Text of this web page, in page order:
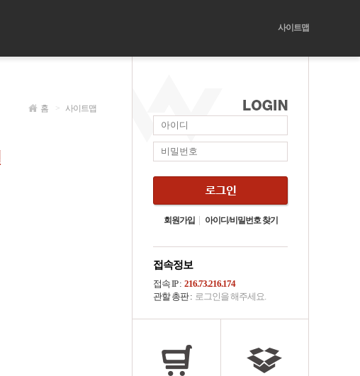
사이트맵
홈 > 사이트맵
회원가입 아이디/비밀번호 찾기
접속정보
접속 IP : 216.73.216.174
관할 총판 : 로그인을 해주세요.